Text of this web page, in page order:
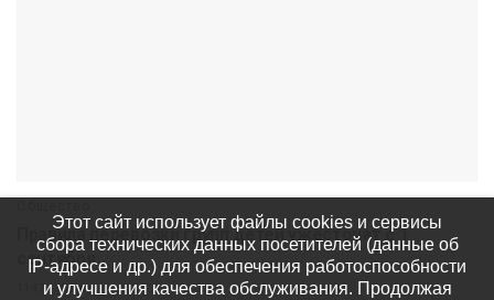
Правила перевозки групп детей ужесточат с 1
сентября
11:47 10 августа 212
Этот сайт использует файлы cookies и сервисы
сбора технических данных посетителей (данные об
IP-адресе и др.) для обеспечения работоспособности
и улучшения качества обслуживания. Продолжая